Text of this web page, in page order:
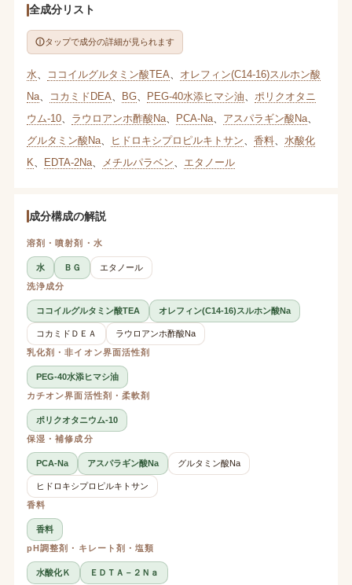
全成分リスト
タップで成分の詳細が見られます
水 ココイルグルタミン酸TEA
オレフィン(C14-16)スルホン酸
Na、 コカミドDEA BG、 PEG-40水添ヒマシ油
ポリクオタニ
ウム-10、 ラウロアンホ酢酸Na、 PCA-Na、 アスパラギン酸Na、
グルタミン酸Na、 ヒドロキシプロピルキトサン 香料、 水酸化
K
EDTA-2Na、 メチルパラベン エタノール
成分構成の解説
溶剤・噴射剤・水
水 ＢＧ
エタノール
洗浄成分
ココイルグルタミン酸TEA オレフィン(C14-16)スルホン酸Na
コカミドＤＥＡ
ラウロアンホ酢酸Na
乳化剤・非イオン界面活性剤
PEG-40水添ヒマシ油
カチオン界面活性剤・柔軟剤
ポリクオタニウム-10
保湿・補修成分
PCA-Na アスパラギン酸Na グルタミン酸Na
ヒドロキシプロピルキトサン
香料
香料
pH調整剤・キレート剤・塩類
水酸化Ｋ
ＥＤＴＡ－２Ｎａ